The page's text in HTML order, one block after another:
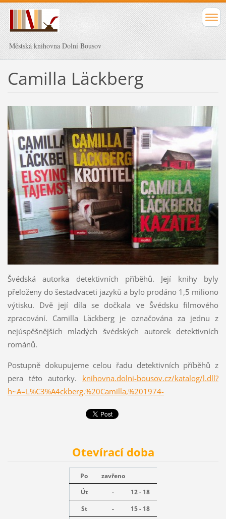
Městská knihovna Dolní Bousov
Camilla Läckberg
Švédská autorka detektivních příběhů. Její knihy byly
přeloženy do šestadvaceti jazyků a bylo prodáno 1,5 miliono
výtisku. Dvě její díla se dočkala ve Švédsku filmového
zpracování. Camilla Läckberg je označována za jednu z
nejúspěšnějších mladých švédských autorek detektivních
románů.
Postupně dokupujeme celou řadu detektivních příběhů z
pera této autorky. knihovna.dolni-bousov.cz/katalog/l.dll?
h~A=L%C3%A4ckberg,%20Camilla,%201974-
Otevírací doba
Po
zavřeno
Út
-
12 - 18
St
-
15 - 18